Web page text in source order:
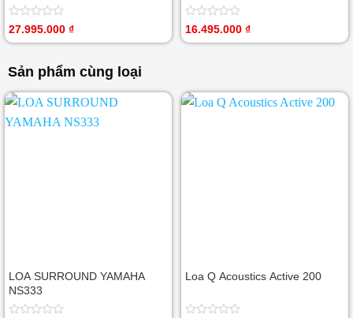
Được
5
27.995.000 ₫
Được
16.495.000 ₫
Sản phẩm cùng loại
LOA SURROUND YAMAHA
NS333
Loa Q Acoustics Active 200